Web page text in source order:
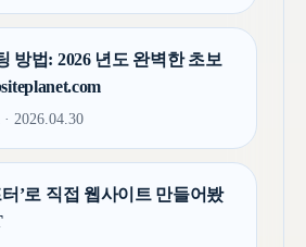
방법: 2026 년도 완벽한 초보
2026.04.30
’로 직접 웹사이트 만들어봤